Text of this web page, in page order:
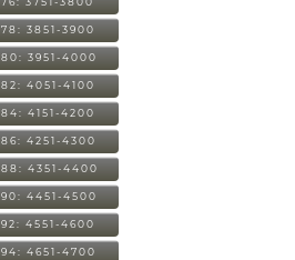
78: 3851-3900
80: 3951-4000
82: 4051-4100
84: 4151-4200
86: 4251-4300
88: 4351-4400
90: 4451-4500
92: 4551-4600
94: 4651-4700